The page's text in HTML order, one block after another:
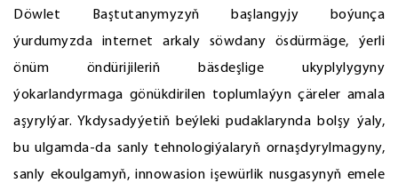
Döwlet Baştutanymyzyň başlangyjy boýunça
ýurdumyzda internet arkaly söwdany ösdürmäge, ýerli
önüm öndürijileriň bäsdeşlige ukyplylygyny
ýokarlandyrmaga gönükdirilen toplumlaýyn çäreler amala
aşyrylýar. Ykdysadyýetiň beýleki pudaklarynda bolşy ýaly,
bu ulgamda-da sanly tehnologiýalaryň ornaşdyrylmagyny,
sanly ekoulgamyň, innowasion işewürlik nusgasynyň emele